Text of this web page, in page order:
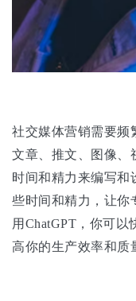
社交媒体营销需要频
文章、推文、图像、
时间和精力来编写和
些时间和精力，让你
用ChatGPT，你可
高你的生产效率和质